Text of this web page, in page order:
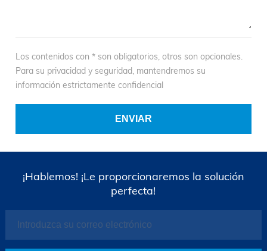
Los contenidos con * son obligatorios, otros son opcionales.
Para su privacidad y seguridad, mantendremos su
información estrictamente confidencial
¡Hablemos! ¡Le proporcionaremos la solución
perfecta!